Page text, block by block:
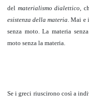
del materialismo dialettico,
esistenza della materia. Mai e
senza moto. La materia
moto senza la materia.
Se i greci riuscirono così a